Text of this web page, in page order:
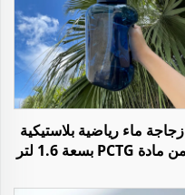
زجاجة ماء رياضية بلاستيكية
من مادة PCTG بسعة 1.6 لتر
التمارين الرياضية أو في